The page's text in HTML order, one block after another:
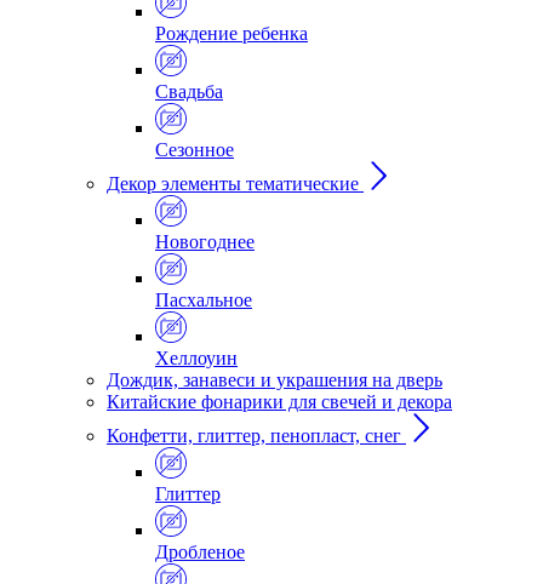
Рождение ребенка
Свадьба
Сезонное
Декор элементы тематические
Новогоднее
Пасхальное
Хеллоуин
Дождик, занавеси и украшения на дверь
Китайские фонарики для свечей и декора
Конфетти, глиттер, пенопласт, снег
Глиттер
Дробленое